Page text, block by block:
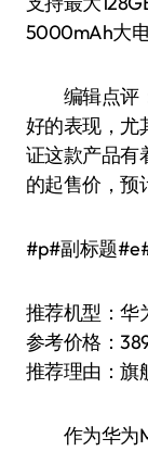
5000mAh大
编辑点评：
好的表现，尤
证这款产品有
的起售价，预
#p#副标题
推荐机型：华
参考价格：
推荐理由：旗
作为华为